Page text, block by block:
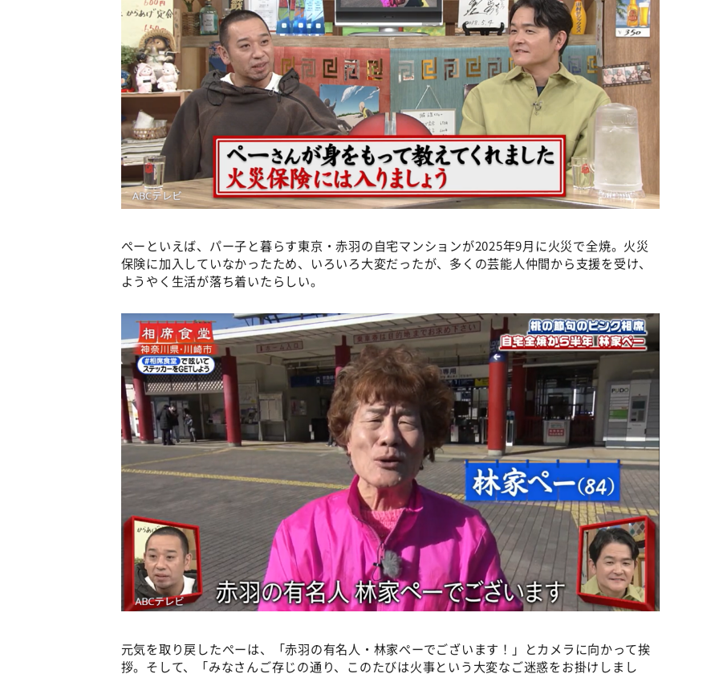
ぺーといえば、パー⼦と暮らす東京・赤羽の自宅マンションが2025年9月に火災で全焼。火災
保険に加入していなかったため、いろいろ大変だったが、多くの芸能人仲間から支援を受け、
ようやく⽣活が落ち着いたらしい。
元気を取り戻したぺーは、「赤羽の有名人・林家ぺーでございます！」とカメラに向かって挨
拶。そして、「みなさんご存じの通り、このたびは火事という大変なご迷惑をお掛けしまし